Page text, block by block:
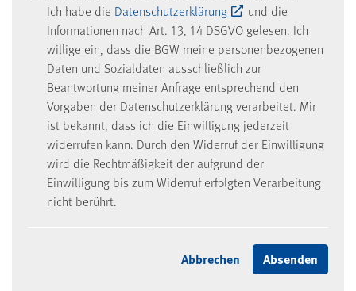
Ich habe die Datenschutzerklärung
und die
Informationen nach Art. 13, 14 DSGVO gelesen. Ich
willige ein, dass die BGW meine personenbezogenen
Daten und Sozialdaten ausschließlich zur
Beantwortung meiner Anfrage entsprechend den
Vorgaben der Datenschutzerklärung verarbeitet. Mir
ist bekannt, dass ich die Einwilligung jederzeit
widerrufen kann. Durch den Widerruf der Einwilligung
wird die Rechtmäßigkeit der aufgrund der
Einwilligung bis zum Widerruf erfolgten Verarbeitung
nicht berührt.